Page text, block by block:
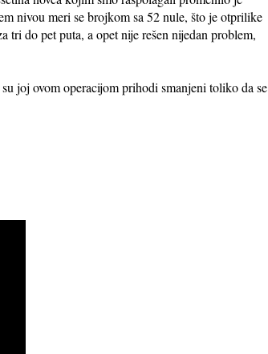
nivou meri se brojkom sa 52 nule, što je otprilike
do pet puta, a opet nije rešen nijedan problem,
joj ovom operacijom prihodi smanjeni toliko da se